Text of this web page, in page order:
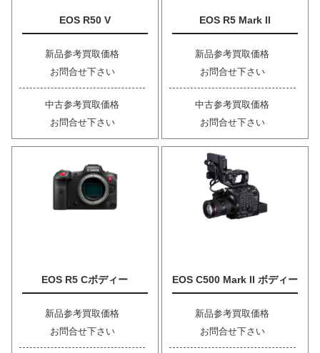
EOS R50 V
新品参考買取価格
お問合せ下さい
中古参考買取価格
お問合せ下さい
EOS R5 Mark II
新品参考買取価格
お問合せ下さい
中古参考買取価格
お問合せ下さい
EOS R5 Cボディー
新品参考買取価格
お問合せ下さい
EOS C500 Mark II ボディー
新品参考買取価格
お問合せ下さい